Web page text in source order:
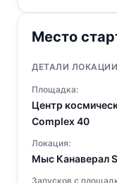
Место
ДЕТАЛИ ЛОКАЦИИ
Площадка:
Центр
Complex 40
Локация:
Мыс Канаверал
Запусков с